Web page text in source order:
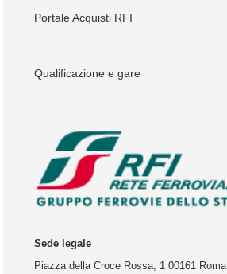
Portale Acquisti RFI
Qualificazione e gare
Sede legale
Piazza della Croce Rossa, 1 00161 Roma